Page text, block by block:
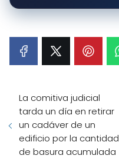
La comitiva judicial
tarda un día en retirar
un cadáver de un
edificio por la cantidad
de basura acumulada